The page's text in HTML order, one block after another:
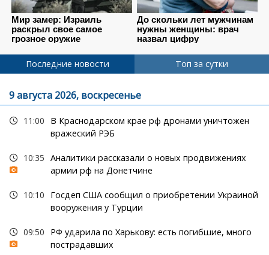
Последние новости Топ за сутки
9 августа 2026, воскресенье
11:00
В Краснодарском крае рф дронами уничтожен
вражеский РЭБ
10:35 Аналитики рассказали о новых продвижениях
армии рф на Донетчине
10:10
Госдеп США сообщил о приобретении Украиной
вооружения у Турции
09:50
РФ ударила по Харькову: есть погибшие, много
пострадавших